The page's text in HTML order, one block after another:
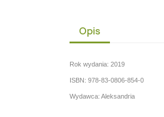
Opis
Rok wydania: 2019
ISBN: 978-83-0806-854-0
Wydawca: Aleksandria